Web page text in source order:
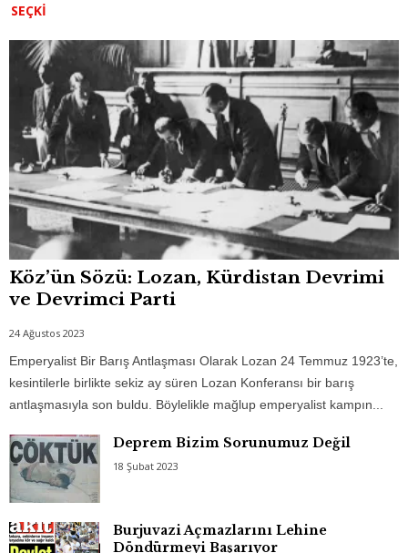
SEÇKI
Köz’ün Sözü: Lozan, Kürdistan Devrimi
ve Devrimci Parti
24 Ağustos 2023
Emperyalist Bir Barış Antlaşması Olarak Lozan 24 Temmuz 1923’te,
kesintilerle birlikte sekiz ay süren Lozan Konferansı bir barış
antlaşmasıyla son buldu. Böylelikle mağlup emperyalist kampın...
Deprem Bizim Sorunumuz Değil
18 Şubat 2023
Burjuvazi Açmazlarını Lehine
Döndürmeyi Başarıyor